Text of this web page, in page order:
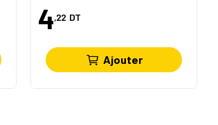
4,22 DT
Ajouter